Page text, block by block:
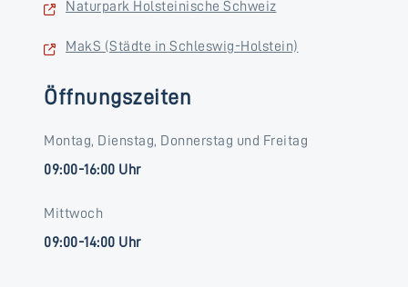
Naturpark Holsteinische Schweiz
MakS (Städte in Schleswig-Holstein)
Öffnungszeiten
Montag, Dienstag, Donnerstag und Freitag
09:00-16:00 Uhr
Mittwoch
09:00-14:00 Uhr